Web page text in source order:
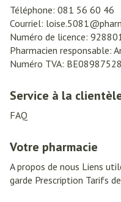
Téléphone: 081 56 60 46
Courriel: loise.5081@
Numéro de licence:
Pharmacien responsable:
Numéro TVA:
Service à la
FAQ
Votre pharmacie
A propos de nous Liens
garde Prescription Tarifs